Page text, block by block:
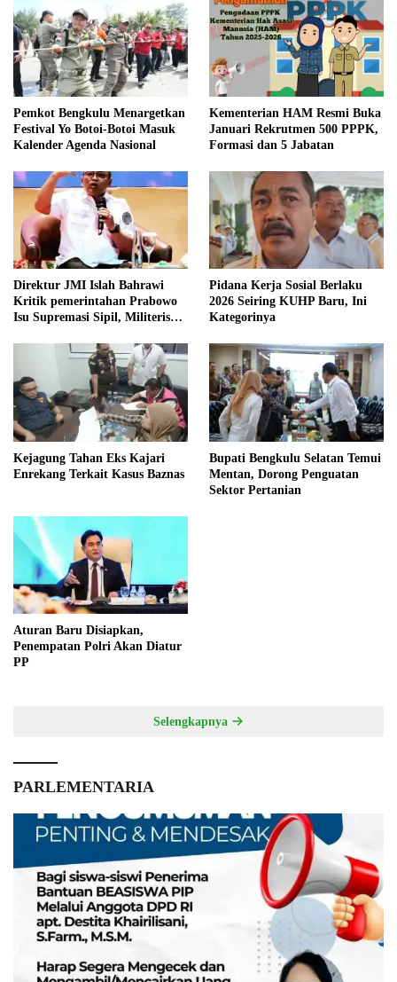
Pemkot Bengkulu Menargetkan
Festival Yo Botoi-Botoi Masuk
Kalender Agenda Nasional
Kementerian HAM Resmi Buka
Januari Rekrutmen 500 PPPK,
Formasi dan 5 Jabatan
Direktur JMI Islah Bahrawi
Kritik pemerintahan Prabowo
Isu Supremasi Sipil, Militerisasi,
Pidana Kerja Sosial Berlaku
2026 Seiring KUHP Baru, Ini
Kategorinya
Kejagung Tahan Eks Kajari
Enrekang Terkait Kasus Baznas
Bupati Bengkulu Selatan Temui
Mentan, Dorong Penguatan
Sektor Pertanian
Aturan Baru Disiapkan,
Penempatan Polri Akan Diatur
PP
Selengkapnya
PARLEMENTARIA